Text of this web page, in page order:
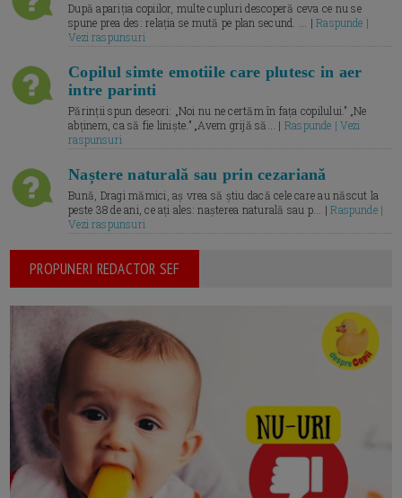
După apariția copiilor, multe cupluri descoperă ceva ce nu se
spune prea des: relația se mută pe plan secund. ... |Raspunde |
Vezi raspunsuri
Copilul simte emotiile care plutesc in aer
intre parinti
Părinții spun deseori: „Noi nu ne certăm în fața copilului.” „Ne
abținem, ca să fie liniște.” „Avem grijă să... | Raspunde | Vezi
raspunsuri
Naștere naturală sau prin cezariană
Bună, Dragi mămici, aș vrea să știu dacă cele care au născut la
peste 38 de ani, ce ați ales: nașterea naturală sau p... |Raspunde |
Vezi raspunsuri
PROPUNERI REDACTOR SEF